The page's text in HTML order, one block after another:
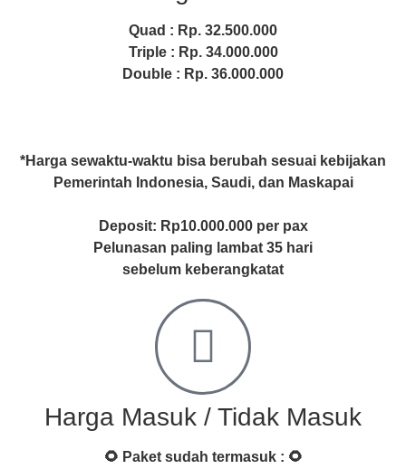
Quad : Rp. 32.500.000
Triple : Rp. 34.000.000
Double : Rp. 36.000.000
*Harga sewaktu-waktu bisa berubah sesuai kebijakan
Pemerintah Indonesia, Saudi, dan Maskapai
Deposit: Rp10.000.000 per pax
Pelunasan paling lambat 35 hari
sebelum keberangkatat
Harga Masuk / Tidak Masuk
🌻 Paket sudah termasuk : 🌻